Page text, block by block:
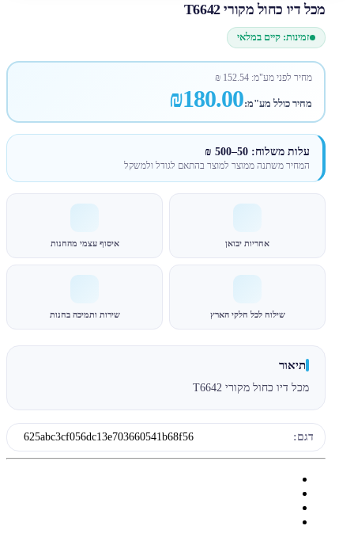
מכל דיו כחול מקורי T6642
זמינות: קיים במלאי
מחיר לפני מע"מ:152.54
₪
מחיר כולל מע"מ:₪180.00
עלות משלוח: 50–500 ₪
המחיר משתנה ממוצר למוצר בהתאם לגודל ולמשקל
אחריות יבואן איסוף עצמי מהחנות
שילוח לכל חלקי הארץ שירות ותמיכה בחנות
תיאור
מכל דיו כחול מקורי T6642
דגם: 625abc3cf056dc13e703660541b68f56